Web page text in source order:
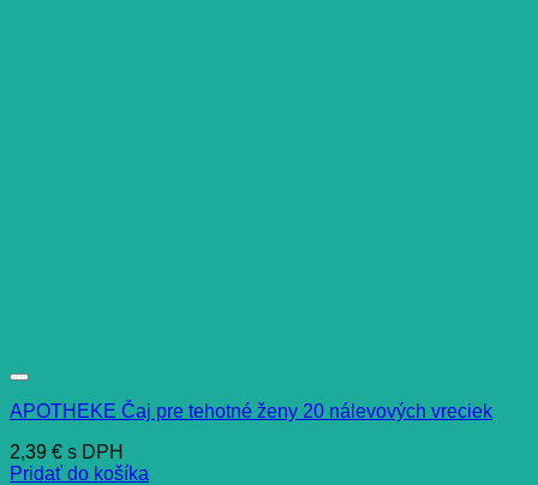
APOTHEKE Čaj pre tehotné ženy 20 nálevových vreciek
2,39 € s DPH
Pridať do košíka